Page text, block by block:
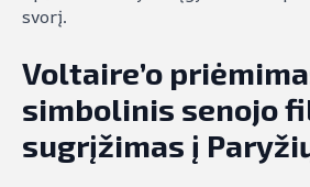
svorį.
Voltaire’o
simbolinis senojo
sugrįžimas į